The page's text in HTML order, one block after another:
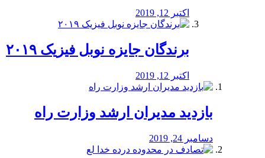
اکتبر 12, 2019
برندگان جایزه نوبل فیزیک ۲۰۱۹
اکتبر 12, 2019
بازدید مدیران ارشد وزارت راه
دسامبر 24, 2019